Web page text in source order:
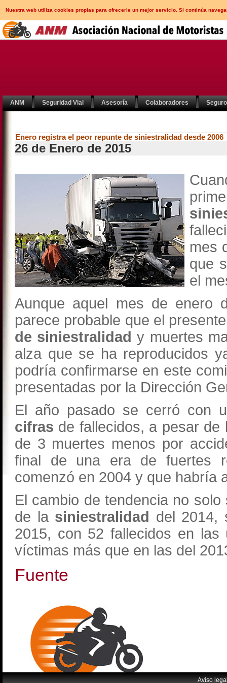
Nuestra web utiliza cookies propias para ofrecerle un mejor servicio. Si continúa
ANM Seguridad Vial Asesoría Colaboradores
Enero registra el peor repunte de siniestralidad desde 2006
26 de Enero de 2015
mes
que
el
Aunque aquel mes de enero
parece probable que el
de siniestralidady muertes
alza que se ha reproducidos
podría confirmarse en este
presentadas por la Dirección
El año pasado se cerró con
cifras de fallecidos, a pesar
de 3 muertes menos por
final de una era de fuertes
comenzó en 2004 y que habría
El cambio de tendencia no
de lasiniestralidad del 2014,
2015, con 52 fallecidos en
víctimas más que en las del
Fuente
Aviso